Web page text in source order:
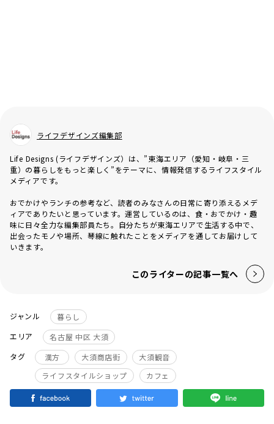
ライフデザインズ編集部
Life Designs (ライフデザインズ）は、”東海エリア（愛知・岐阜・三
重）の暮らしをもっと楽しく”をテーマに、情報発信するライフスタイル
メディアです。
おでかけやランチの参考など、読者のみなさんの日常に寄り添えるメデ
ィアでありたいと思っています。運営しているのは、食・おでかけ・趣
味に日々全力な編集部員たち。自分たちが東海エリアで生活する中で、
出会ったモノや場所、琴線に触れたことをメディアを通してお届けして
いきます。
このライターの記事一覧へ
ジャンル
暮らし
エリア
名古屋 中区 大須
タグ
漢方 大須商店街
大須観音
ライフスタイルショップ
カフェ